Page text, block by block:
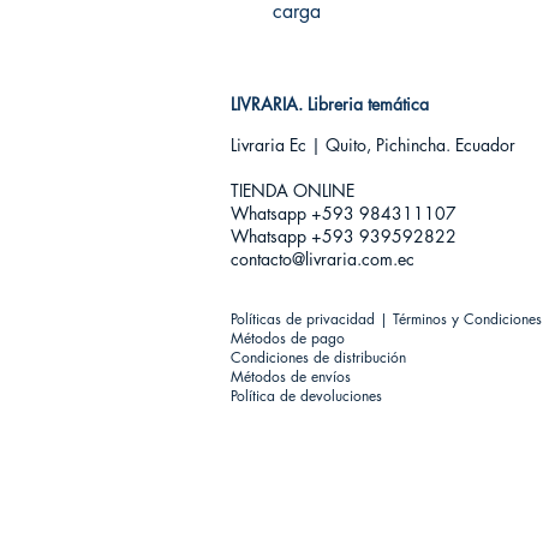
carga
LIVRARIA. Libreria temática
Livraria Ec | Quito, Pichincha. Ecuador
TIENDA ONLINE​
Whatsapp +593 984311107
Whatsapp +593 939592822
contacto@livraria.com.ec
Políticas de privacidad | Términos y Condiciones
Métodos de pago
Condiciones de distribución
Métodos de envíos
Política de devoluciones